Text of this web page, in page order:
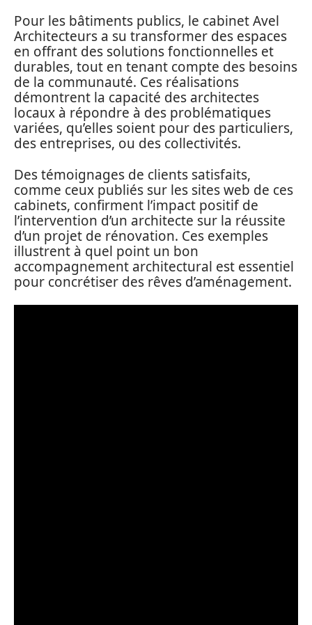
Pour les bâtiments publics, le cabinet Avel
Architecteurs a su transformer des espaces
en offrant des solutions fonctionnelles et
durables, tout en tenant compte des besoins
de la communauté. Ces réalisations
démontrent la capacité des architectes
locaux à répondre à des problématiques
variées, qu’elles soient pour des particuliers,
des entreprises, ou des collectivités.
Des témoignages de clients satisfaits,
comme ceux publiés sur les sites web de ces
cabinets, confirment l’impact positif de
l’intervention d’un architecte sur la réussite
d’un projet de rénovation. Ces exemples
illustrent à quel point un bon
accompagnement architectural est essentiel
pour concrétiser des rêves d’aménagement.